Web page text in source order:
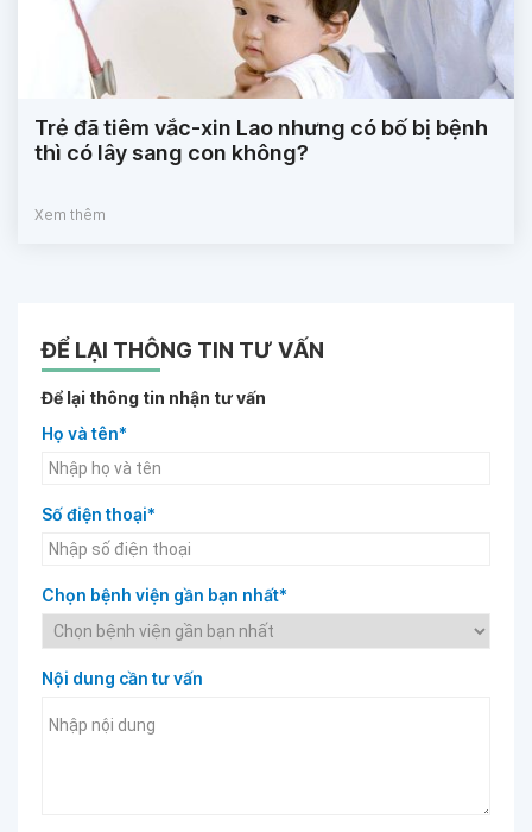
Trẻ đã tiêm vắc-xin Lao nhưng có bố bị bệnh
thì có lây sang con không?
Xem thêm
ĐỂ LẠI THÔNG TIN TƯ VẤN
Để lại thông tin nhận tư vấn
Họ và tên*
Số điện thoại*
Chọn bệnh viện gần bạn nhất*
Nội dung cần tư vấn